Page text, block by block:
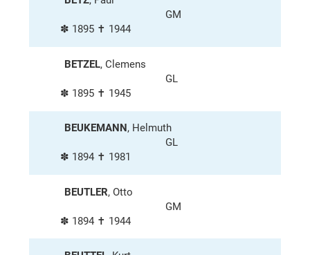
GM
✽ 1895 ✝ 1944
BETZEL, Clemens
GL
✽ 1895 ✝ 1945
BEUKEMANN, Helmuth
GL
✽ 1894 ✝ 1981
BEUTLER, Otto
GM
✽ 1894 ✝ 1944